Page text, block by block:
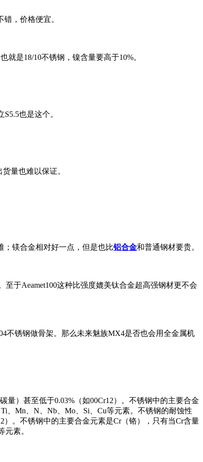
，价格便宜。
是18/10不锈钢，镍含量要高于10%。
也是这个。
量也难以保证。
；镁合金相对好一点，但是也比铝合金和普通钢材要贵。
于Aeamet100这种比强度媲美钛合金超高强钢材更不会
不锈钢做骨架。那么未来魅族MX4是否也会用全金属机
）甚至低于0.03%（如00Cr12）。不锈钢中的主要合金
、Mn、N、Nb、Mo、Si、Cu等元素。不锈钢的耐蚀性
）。不锈钢中的主要合金元素是Cr（铬），只有当Cr含量
素。